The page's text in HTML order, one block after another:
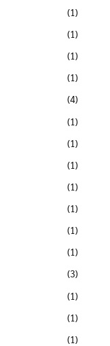
(1)
(1)
(1)
(1)
(4)
(1)
(1)
(1)
(1)
(1)
(1)
(1)
(3)
(1)
(1)
(1)